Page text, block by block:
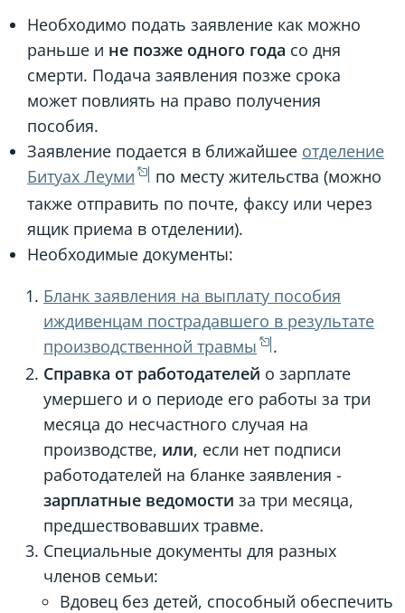
Необходимо подать заявление как можно
раньше и не позже одного года со дня
смерти. Подача заявления позже срока
может повлиять на право получения
пособия.
Заявление подается в ближайшее отделение
Битуах Леуми
по месту жительства (можно
также отправить по почте, факсу или через
ящик приема в отделении).
Необходимые документы:
Бланк заявления на выплату пособия
иждивенцам пострадавшего в результате
производственной травмы
.
Справка от работодателей о зарплате
умершего и о периоде его работы за три
месяца до несчастного случая на
производстве, или, если нет подписи
работодателей на бланке заявления -
зарплатные ведомости за три месяца,
предшествовавших травме.
Специальные документы для разных
членов семьи:
Вдовец без детей, способный обеспечить